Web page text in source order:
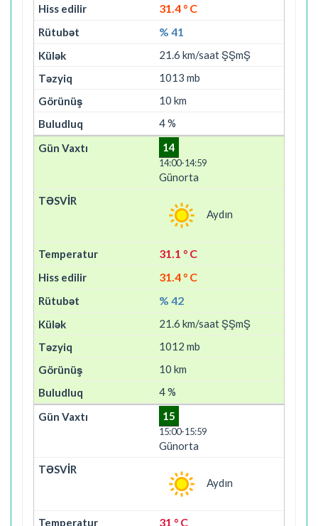
31.4 ° C
% 41
21.6 km/saat ŞŞmŞ
1013 mb
10 km
4 %
14
14:00-14:59
Günorta
Aydın
31.1 ° C
31.4 ° C
% 42
21.6 km/saat ŞŞmŞ
1012 mb
10 km
4 %
15
15:00-15:59
Günorta
Aydın
31 ° C